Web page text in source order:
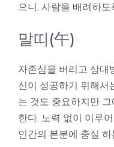
으니, 사람을 배려하도
말띠(午)
자존심을 버리고 상대
신이 성공하기 위해서
는 것도 중요하지만
한다. 노력 없이 이루
인간의 본분에 충실